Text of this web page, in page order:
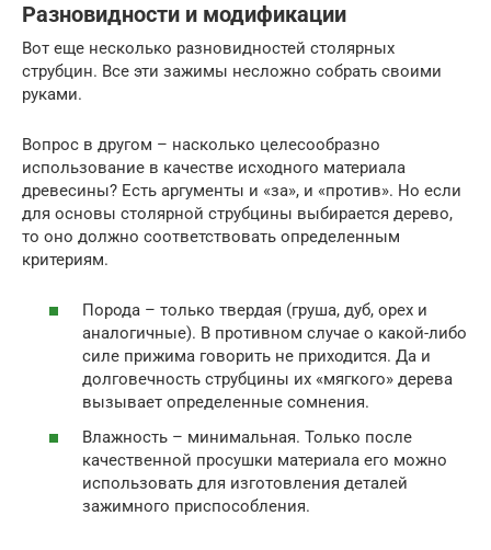
Разновидности и модификации
Вот еще несколько разновидностей столярных
струбцин. Все эти зажимы несложно собрать своими
руками.
Вопрос в другом – насколько целесообразно
использование в качестве исходного материала
древесины? Есть аргументы и «за», и «против». Но если
для основы столярной струбцины выбирается дерево,
то оно должно соответствовать определенным
критериям.
Порода – только твердая (груша, дуб, орех и
аналогичные). В противном случае о какой-либо
силе прижима говорить не приходится. Да и
долговечность струбцины их «мягкого» дерева
вызывает определенные сомнения.
Влажность – минимальная. Только после
качественной просушки материала его можно
использовать для изготовления деталей
зажимного приспособления.